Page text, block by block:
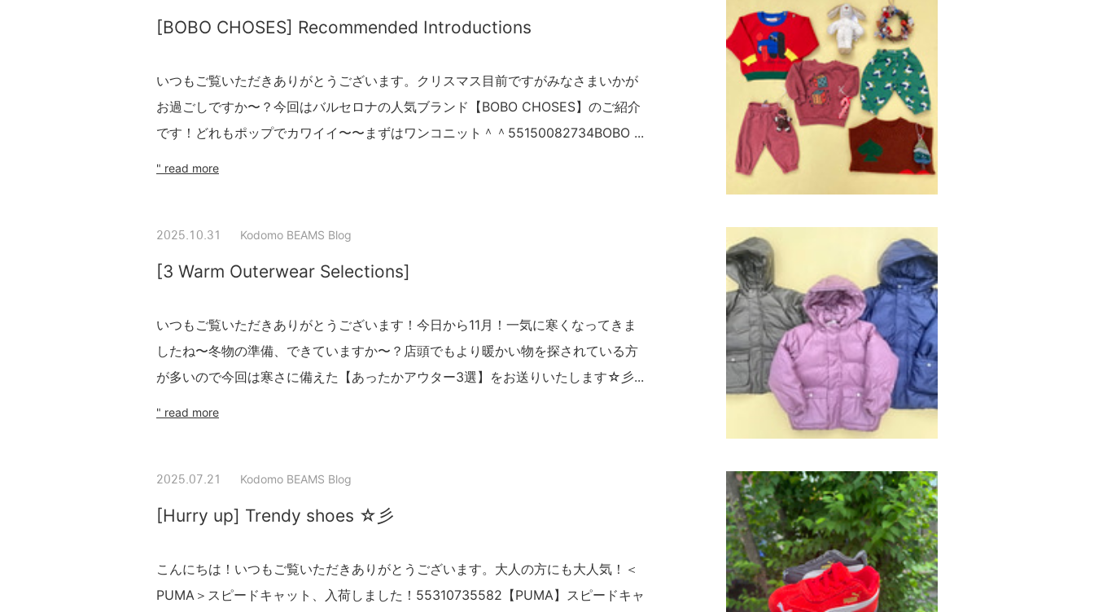
[BOBO CHOSES] Recommended Introductions
いつもご覧いただきありがとうございます。クリスマス目前ですがみなさまいかが
お過ごしですか〜？今回はバルセロナの人気ブランド【BOBO CHOSES】のご紹介
です！どれもポップでカワイイ〜〜まずはワンコニット＾＾55150082734BOBO ...
" read more
2025.10.31 Kodomo BEAMS Blog
[3 Warm Outerwear Selections]
いつもご覧いただきありがとうございます！今日から11月！一気に寒くなってきま
したね〜冬物の準備、できていますか〜？店頭でもより暖かい物を探されている方
が多いので今回は寒さに備えた【あったかアウター3選】をお送りいたします☆彡...
" read more
2025.07.21 Kodomo BEAMS Blog
[Hurry up] Trendy shoes ☆彡
こんにちは！いつもご覧いただきありがとうございます。大人の方にも大人気！＜
PUMA＞スピードキャット、入荷しました！55310735582【PUMA】スピードキャ